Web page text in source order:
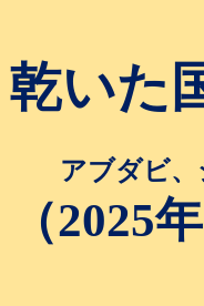
乾いた
アブダビ
（2025年